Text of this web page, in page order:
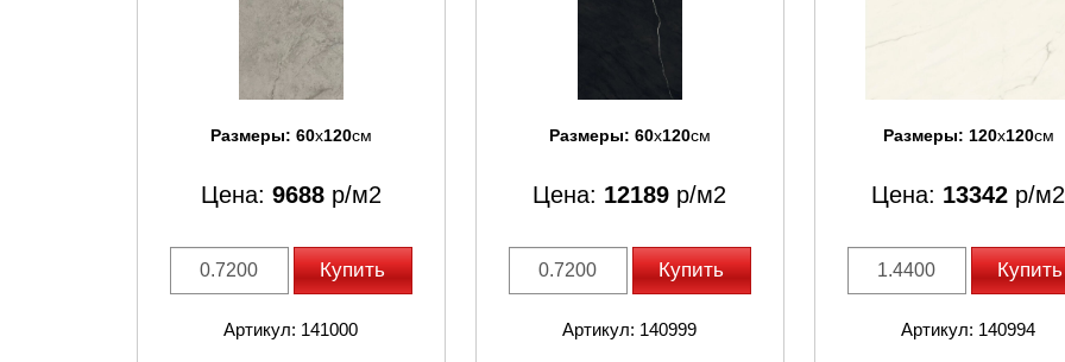
Размеры: 60x120см
Цена: 9688р/м2
Купить
Артикул: 141000
Размеры: 60x120см
Цена: 12189 р/м2
Купить
Артикул: 140999
Размеры: 120x120см
Цена: 13342 р/м2
Купить
Артикул: 140994